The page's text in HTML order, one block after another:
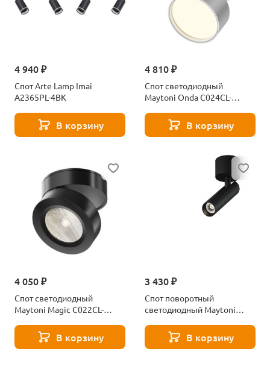
4 940 ₽
Спот Arte Lamp Imai
A2365PL-4BK
В корзину
4 810 ₽
Спот светодиодный
Maytoni Onda C024CL-
В корзину
4 050 ₽
Спот светодиодный
Maytoni Magic C022CL-
В корзину
3 430 ₽
Спот поворотный
светодиодный Maytoni
B
В корзину